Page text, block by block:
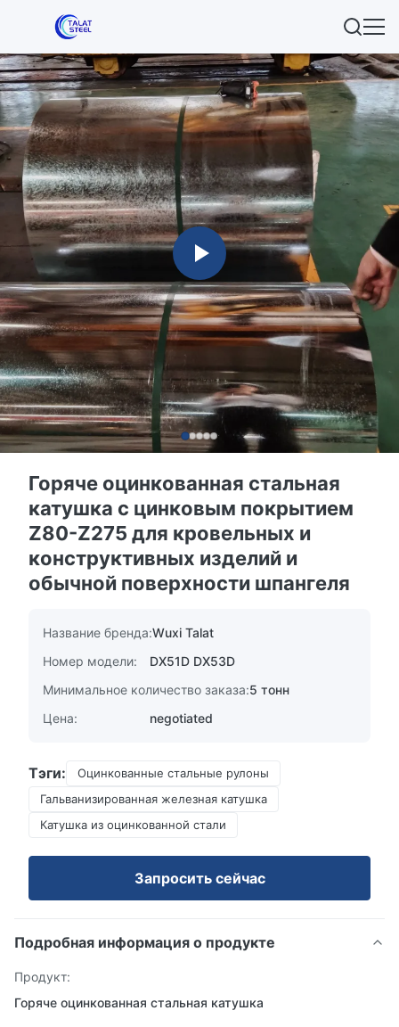
Горяче оцинкованная стальная
катушка с цинковым покрытием
Z80-Z275 для кровельных и
конструктивных изделий и
обычной поверхности шпангеля
Название бренда:Wuxi Talat
Номер модели:
DX51D DX53D
Минимальное количество заказа:5 тонн
Цена:
negotiated
Тэги:
Оцинкованные стальные рулоны
Гальванизированная железная катушка
Катушка из оцинкованной стали
Запросить сейчас
Подробная информация о продукте
Продукт:
Горяче оцинкованная стальная катушка